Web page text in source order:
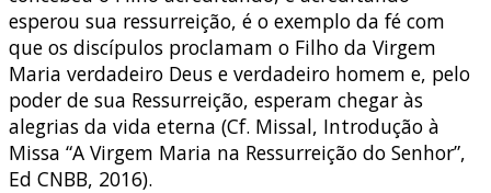
esperou sua ressurreição, é o exemplo da fé com
que os discípulos proclamam o Filho da Virgem
Maria verdadeiro Deus e verdadeiro homem e, pelo
poder de sua Ressurreição, esperam chegar às
alegrias da vida eterna (Cf. Missal, Introdução à
Missa “A Virgem Maria na Ressurreição do Senhor”,
Ed CNBB, 2016).